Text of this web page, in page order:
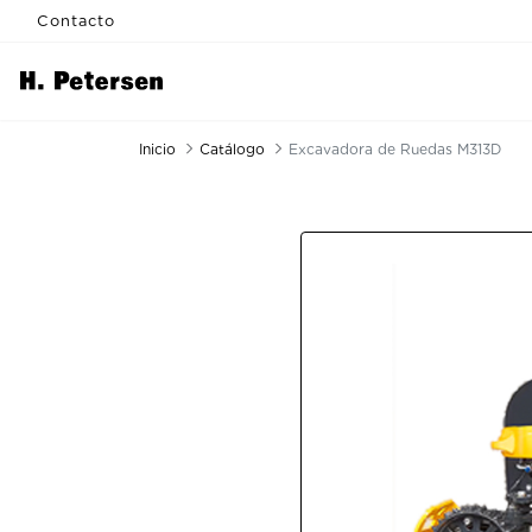
Contacto
Inicio Catálogo Excavadora de Ruedas M313D